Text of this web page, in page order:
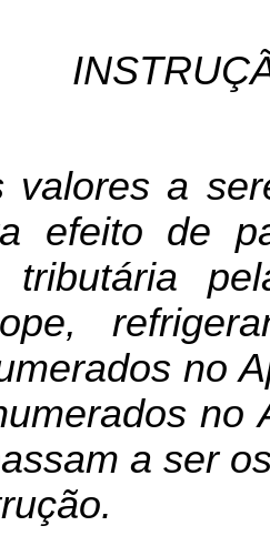
valores a
efeito de
tributária
no
no
a ser